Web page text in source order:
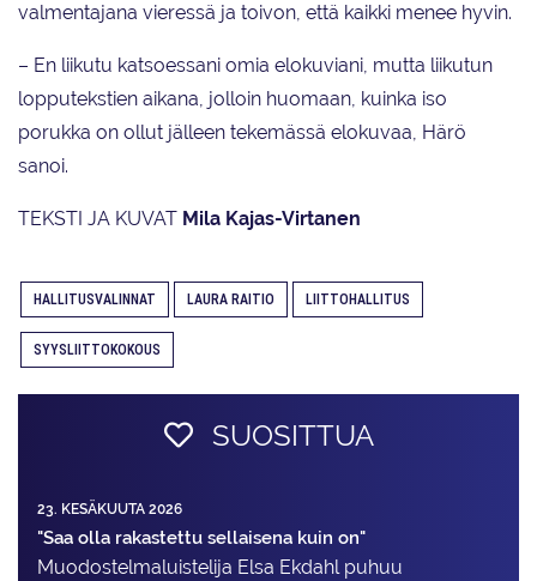
valmentajana vieressä ja toivon, että kaikki menee hyvin.
– En liikutu katsoessani omia elokuviani, mutta liikutun
lopputekstien aikana, jolloin huomaan, kuinka iso
porukka on ollut jälleen tekemässä elokuvaa, Härö
sanoi.
TEKSTI JA KUVAT Mila Kajas-Virtanen
HALLITUSVALINNAT LAURA RAITIO LIITTOHALLITUS
SYYSLIITTOKOKOUS
SUOSITTUA
23. KESÄKUUTA 2026
"Saa olla rakastettu sellaisena kuin on"
Muodostelma­luistelija Elsa Ekdahl puhuu